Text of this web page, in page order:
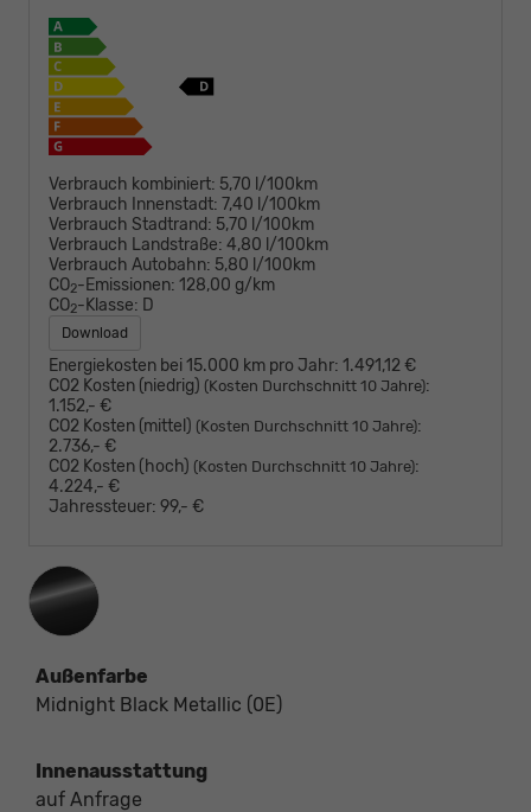
Verbrauch kombiniert: 5,70 l/100km
Verbrauch Innenstadt: 7,40 l/100km
Verbrauch Stadtrand: 5,70 l/100km
Verbrauch Landstraße: 4,80 l/100km
Verbrauch Autobahn: 5,80 l/100km
CO2-Emissionen: 128,00 g/km
CO2-Klasse: D
Download
Energiekosten bei 15.000 km pro Jahr: 1.491,12 €
CO2 Kosten (niedrig) (Kosten Durchschnitt 10 Jahre):
1.152,- €
CO2 Kosten (mittel) (Kosten Durchschnitt 10 Jahre):
2.736,- €
CO2 Kosten (hoch) (Kosten Durchschnitt 10 Jahre):
4.224,- €
Jahressteuer: 99,- €
Außenfarbe
Midnight Black Metallic (0E)
Innenausstattung
auf Anfrage